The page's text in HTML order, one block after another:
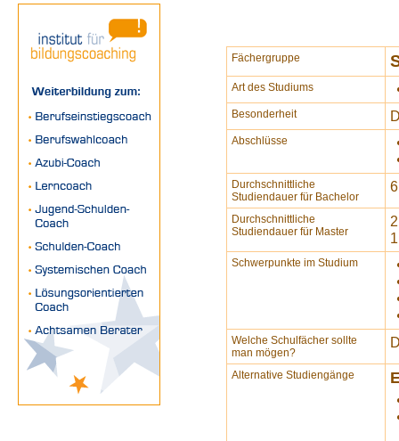
Fächergruppe
Art des Studiums
Besonderheit
Abschlüsse
Durchschnittliche
Studiendauer für Bachelor
Durchschnittliche
Studiendauer für Master
Schwerpunkte im Studium
Welche Schulfächer sollte
man mögen?
Alternative Studiengänge